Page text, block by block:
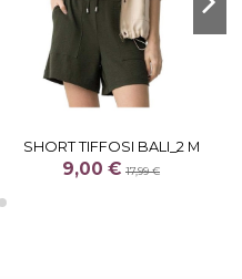
SHORT TIFFOSI BALI_2 M
9,00 € 17,99 €